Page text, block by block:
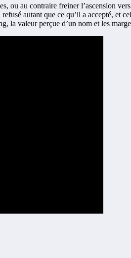
ou au contraire freiner l’ascension
autant que ce qu’il a accepté, et
la valeur perçue d’un nom et les